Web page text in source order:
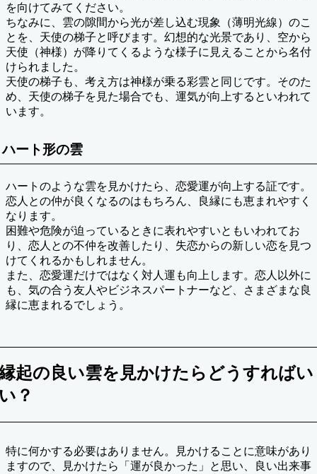
を向けてみてください。
ちなみに、雲の隙間から光が差し込む現象（薄明光線）のこ
とを、天使の梯子と呼びます。幻想的な光景であり、空から
天使（神様）が降りてくるような様子に見えることから名付
けられました。
天使の梯子も、考え方は神様が乗る彩雲と同じです。そのた
め、天使の梯子を見た場合でも、運気が向上するといわれて
います。
ハート形の雲
ハートのような雲を見かけたら、恋愛運が向上する証です。
恋人との仲が良くなるのはもちろん、良縁にも恵まれやすく
なります。
困難や危険が迫っているときに表れやすいともいわれてお
り、恋人との不仲を改善したり、失恋からの新しい恋を見つ
けてくれるかもしれません。
また、恋愛運だけではなく対人運も向上します。恋人以外に
も、気の合う友人やビジネスパートナーなど、さまざまな良
縁に恵まれるでしょう。
起の良い雲を見かけたらどうすればい
？
特に何かする必要はありません。見かけることに意味があり
ますので、見かけたら「運が良かった」と思い、良い出来事